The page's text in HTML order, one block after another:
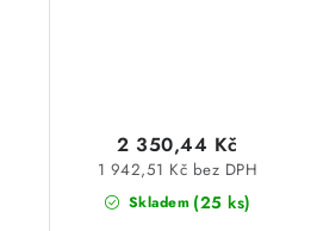
Skladem (25 ks)
1 942,51 Kč bez DPH
2 350,44 Kč